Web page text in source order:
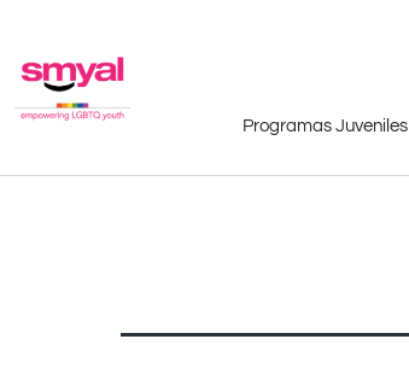
Programas Juveniles